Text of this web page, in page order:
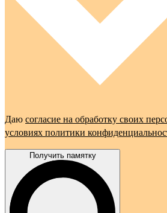
Даю согласие на обработку своих
условиях политики
Получить памятку